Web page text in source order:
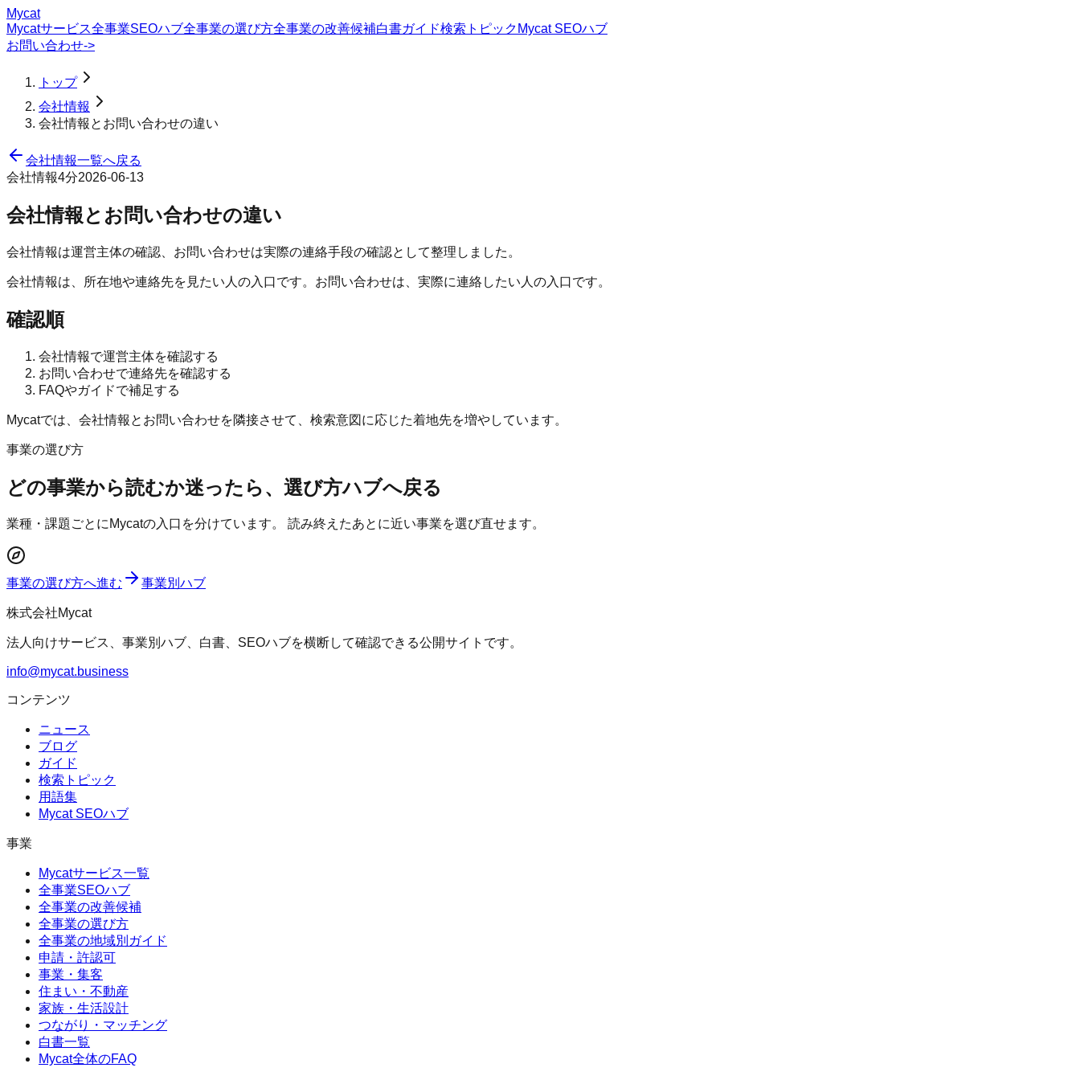
Mycat
Mycatサービス全事業SEOハブ全事業の選び方全事業の改善候補白書ガイド検索トピック Mycat SEOハブ
お問い合わせ->
トップ
会社情報
会社情報とお問い合わせの違い
会社情報一覧へ戻る
会社情報4分2026-06-13
会社情報とお問い合わせの違い
会社情報は運営主体の確認、お問い合わせは実際の連絡手段の確認として整理しました。
会社情報は、所在地や連絡先を見たい人の入口です。お問い合わせは、実際に連絡したい人の入口です。
確認順
会社情報で運営主体を確認する
お問い合わせで連絡先を確認する
FAQやガイドで補足する
Mycatでは、会社情報とお問い合わせを隣接させて、検索意図に応じた着地先を増やしています。
事業の選び方
どの事業から読むか迷ったら、選び方ハブへ戻る
業種・課題ごとにMycatの入口を分けています。 読み終えたあとに近い事業を選び直せます。
事業の選び方へ進む 事業別ハブ
株式会社Mycat
法人向けサービス、事業別ハブ、白書、SEOハブを横断して確認できる公開サイトです。
info@mycat.business
コンテンツ
ニュース
ブログ
ガイド
検索トピック
用語集
Mycat SEOハブ
事業
Mycatサービス一覧
全事業SEOハブ
全事業の改善候補
全事業の選び方
全事業の地域別ガイド
申請・許認可
事業・集客
住まい・不動産
家族・生活設計
つながり・マッチング
白書一覧
Mycat全体のFAQ